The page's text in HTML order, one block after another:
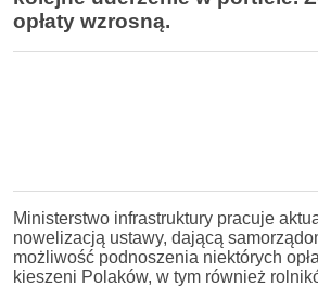
opłaty wzrosną.
Ministerstwo infrastruktury pracuje
nowelizacją ustawy, dającą
możliwość podnoszenia niektórych
kieszeni Polaków, w tym również